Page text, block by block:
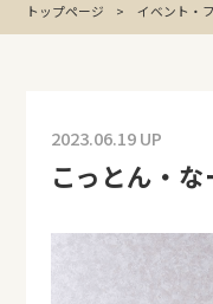
トップページ イベント・
2023.06.19 UP
こっとん・